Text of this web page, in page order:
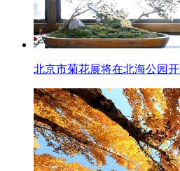
北京市菊花展将在北海公园